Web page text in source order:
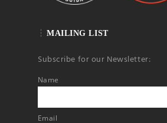
MAILING LIST
Subscribe for our Newsletter:
Name
Email